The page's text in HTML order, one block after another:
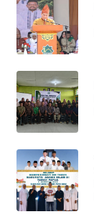
WALINKI
ID
MAWAKA
ID
MARTABAT
PLN
WATCH